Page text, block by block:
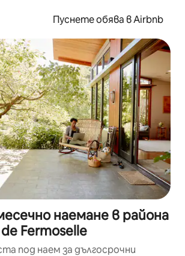
Пуснете обява в Airbnb
наемане в района
Fermoselle
под наем за дългосрочни